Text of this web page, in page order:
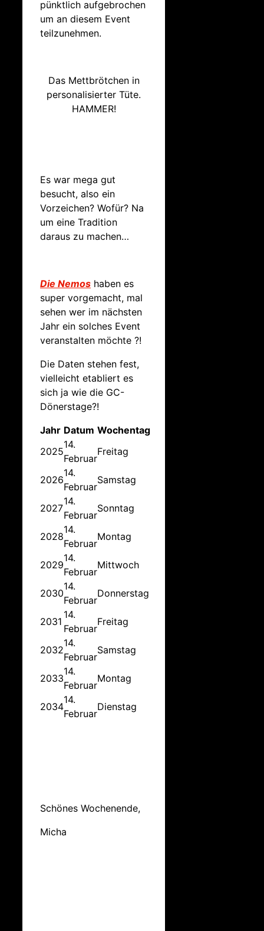
pünktlich aufgebrochen
um an diesem Event
teilzunehmen.
Das Mettbrötchen in
personalisierter Tüte.
HAMMER!
Es war mega gut
besucht, also ein
Vorzeichen? Wofür? Na
um eine Tradition
daraus zu machen…
Die Nemos haben es
super vorgemacht, mal
sehen wer im nächsten
Jahr ein solches Event
veranstalten möchte ?!
Die Daten stehen fest,
vielleicht etabliert es
sich ja wie die GC-
Dönerstage?!
Jahr Datum Wochentag
2025
14.
Februar
Freitag
2026
14.
Februar
Samstag
2027
14.
Februar
Sonntag
2028
14.
Februar
Montag
2029
14.
Februar
Mittwoch
2030
14.
Februar
Donnerstag
2031
14.
Februar
Freitag
2032
14.
Februar
Samstag
2033
14.
Februar
Montag
2034
14.
Februar
Dienstag
Schönes Wochenende,
Micha